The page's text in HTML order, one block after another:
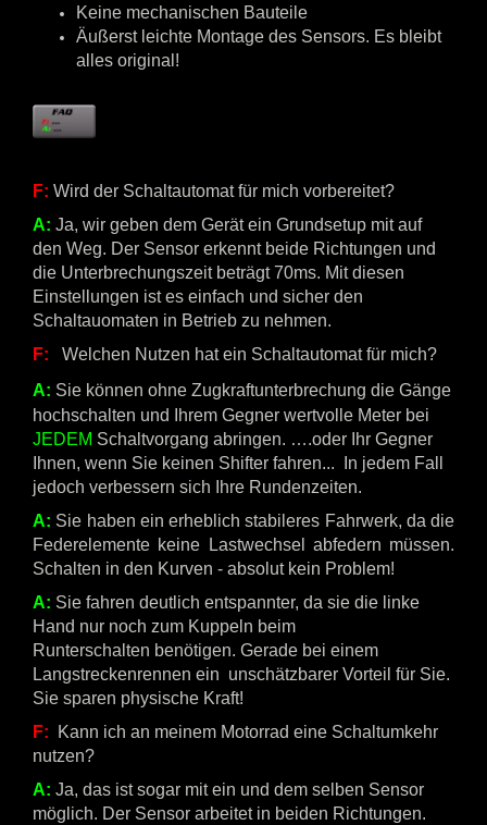
Keine mechanischen Bauteile
Äußerst leichte Montage des Sensors. Es bleibt
alles original!
F: Wird der Schaltautomat für mich vorbereitet?
A: Ja, wir geben dem Gerät ein Grundsetup mit auf
den Weg. Der Sensor erkennt beide Richtungen und
die Unterbrechungszeit beträgt 70ms. Mit diesen
Einstellungen ist es einfach und sicher den
Schaltauomaten in Betrieb zu nehmen.
F: Welchen Nutzen hat ein Schaltautomat für mich?
A: Sie können ohne Zugkraftunterbrechung die Gänge
hochschalten und Ihrem Gegner wertvolle Meter bei
JEDEM Schaltvorgang abringen. ….oder Ihr Gegner
Ihnen, wenn Sie keinen Shifter fahren... In jedem Fall
jedoch verbessern sich Ihre Rundenzeiten.
A: Sie haben ein erheblich stabileres Fahrwerk, da die
Federelemente keine Lastwechsel abfedern müssen.
Schalten in den Kurven - absolut kein Problem!
A: Sie fahren deutlich entspannter, da sie die linke
Hand nur noch zum Kuppeln beim
Runterschalten benötigen. Gerade bei einem
Langstreckenrennen ein unschätzbarer Vorteil für Sie.
Sie sparen physische Kraft!
F: Kann ich an meinem Motorrad eine Schaltumkehr
nutzen?
A: Ja, das ist sogar mit ein und dem selben Sensor
möglich. Der Sensor arbeitet in beiden Richtungen.